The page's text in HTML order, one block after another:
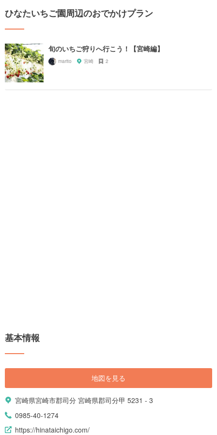
ひなたいちご園周辺のおでかけプラン
旬のいちご狩りへ行こう！【宮崎編】
marito 宮崎 2
基本情報
地図を見る
宮崎県宮崎市郡司分 宮崎県郡司分甲 5231 - 3
0985-40-1274
https://hinataichigo.com/